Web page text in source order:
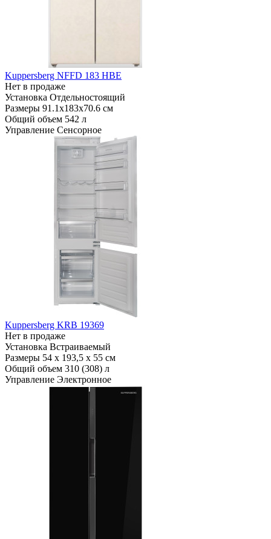
Kuppersberg NFFD 183 HBE
Нет в продаже
Установка Отдельностоящий
Размеры 91.1х183х70.6 см
Общий объем 542 л
Управление Сенсорное
Kuppersberg KRB 19369
Нет в продаже
Установка Встраиваемый
Размеры 54 x 193,5 x 55 см
Общий объем 310 (308) л
Управление Электронное